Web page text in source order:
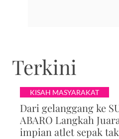
Terkini
KISAH MASYARAKAT
Dari gelanggang ke
ABARO Langkah
impian atlet sepak